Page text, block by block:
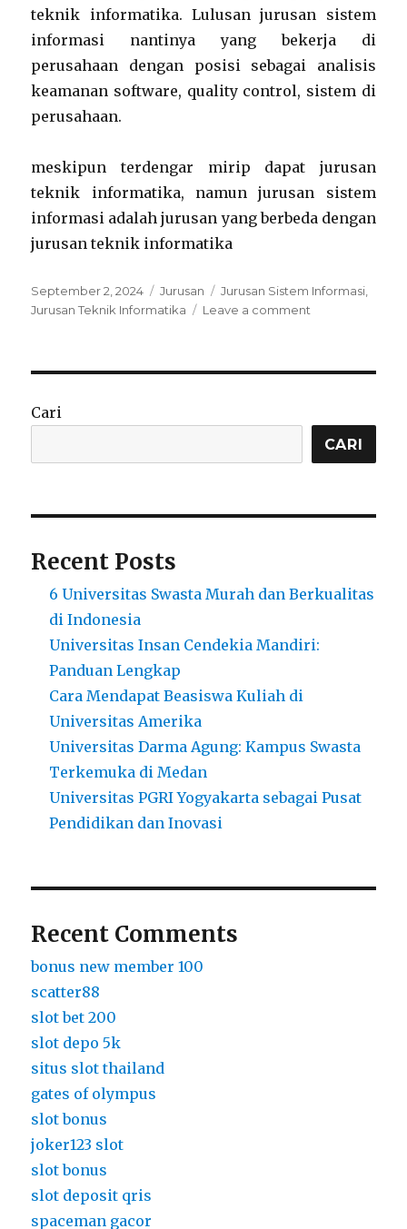
teknik informatika. Lulusan jurusan sistem
informasi nantinya yang bekerja di
perusahaan dengan posisi sebagai analisis
keamanan software, quality control, sistem di
perusahaan.
meskipun terdengar mirip dapat jurusan
teknik informatika, namun jurusan sistem
informasi adalah jurusan yang berbeda dengan
jurusan teknik informatika
Posted
on
September 2, 2024 Categories
Jurusan Tags
Jurusan Sistem Informasi,
Jurusan Teknik Informatika
Leave a comment
dan
Penjelasannya
Cari
CARI
Recent Posts
6 Universitas Swasta Murah dan Berkualitas
di Indonesia
Universitas Insan Cendekia Mandiri:
Panduan Lengkap
Cara Mendapat Beasiswa Kuliah di
Universitas Amerika
Universitas Darma Agung: Kampus Swasta
Terkemuka di Medan
Universitas PGRI Yogyakarta sebagai Pusat
Pendidikan dan Inovasi
Recent Comments
bonus new member 100
scatter88
slot bet 200
slot depo 5k
situs slot thailand
gates of olympus
slot bonus
joker123 slot
slot bonus
slot deposit qris
spaceman gacor